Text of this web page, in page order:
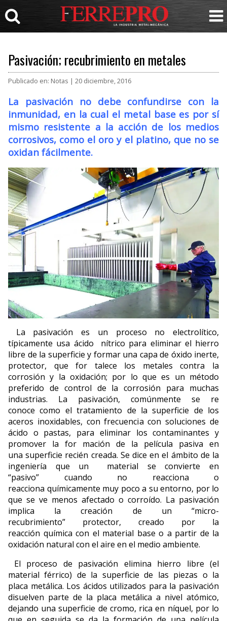
Pasivación; recubrimiento en metales
Publicado en: Notas | 20 diciembre, 2016
La pasivación no debe confundirse con la
inmunidad, en la cual el metal base es por sí
mismo resistente a la acción de los medios
corrosivos, como el oro y el platino, que no se
oxidan fácilmente.
La pasivación es un proceso no electrolítico,
típicamente usa ácido nítrico para eliminar el hierro
libre de la superficie y formar una capa de óxido inerte,
protector, que for talece los metales contra la
corrosión y la oxidación; por lo que es un método
preferido de control de la corrosión para muchas
industrias. La pasivación, comúnmente se re
conoce como el tratamiento de la superficie de los
aceros inoxidables, con frecuencia con soluciones de
ácido o pastas, para eliminar los contaminantes y
promover la for mación de la película pasiva en
una superficie recién creada. Se dice en el ámbito de la
ingeniería que un material se convierte en
“pasivo” cuando no reacciona o
reacciona químicamente muy poco a su entorno, por lo
que se ve menos afectado o corroído. La pasivación
implica la creación de un “micro-
recubrimiento” protector, creado por la
reacción química con el material base o a partir de la
oxidación natural con el aire en el medio ambiente.
El proceso de pasivación elimina hierro libre (el
material férrico) de la superficie de las piezas o la
placa metálica. Los ácidos utilizados para la pasivación
disuelven parte de la placa metálica a nivel atómico,
dejando una superficie de cromo, rica en níquel, por lo